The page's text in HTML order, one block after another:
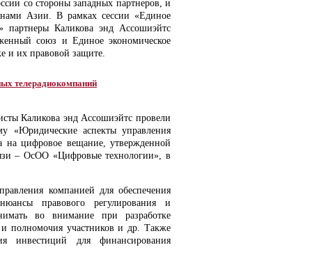
со стороны западных партнеров, и
Азии. В рамках сессии «Единое
партнеры Каликова энд Ассошиэйтс
союз и Единое экономическое
и их правовой защите.
телерадиокомпаний
Каликова энд Ассошиэйтс провели
«Юридические аспекты управления
на цифровое вещание, утвержденной
– ОсОО «Цифровые технологии», в
компанией для обеспечения
правового регулирования и
во внимание при разработке
полномочия участников и др. Также
инвестиций для финансирования